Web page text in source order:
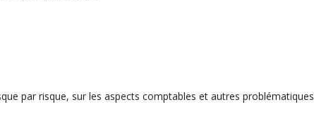
par risque, sur les aspects comptables et autres